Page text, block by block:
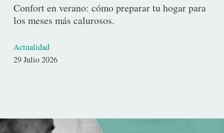
Confort en verano: cómo preparar tu hogar para
los meses más calurosos.
Actualidad
Fecha29 Julio 2026